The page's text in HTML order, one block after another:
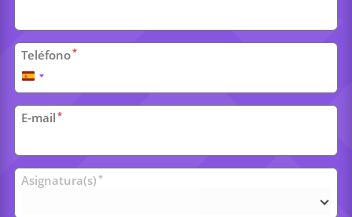
Teléfono*
España
+34
E-mail *
Clases
universitarias
Asignatura(s) *